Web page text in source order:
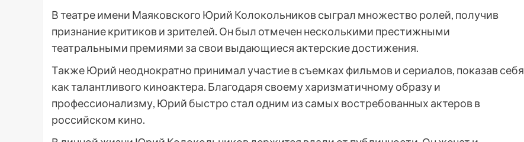
В театре имени Маяковского Юрий Колокольников сыграл множество ролей, получив
признание критиков и зрителей. Он был отмечен несколькими престижными
театральными премиями за свои выдающиеся актерские достижения.
Также Юрий неоднократно принимал участие в съемках фильмов и сериалов, показав себя
как талантливого киноактера. Благодаря своему харизматичному образу и
профессионализму, Юрий быстро стал одним из самых востребованных актеров в
российском кино.